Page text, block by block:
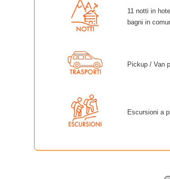
11 notti in
bagni in
Pickup / Van
Escursioni a